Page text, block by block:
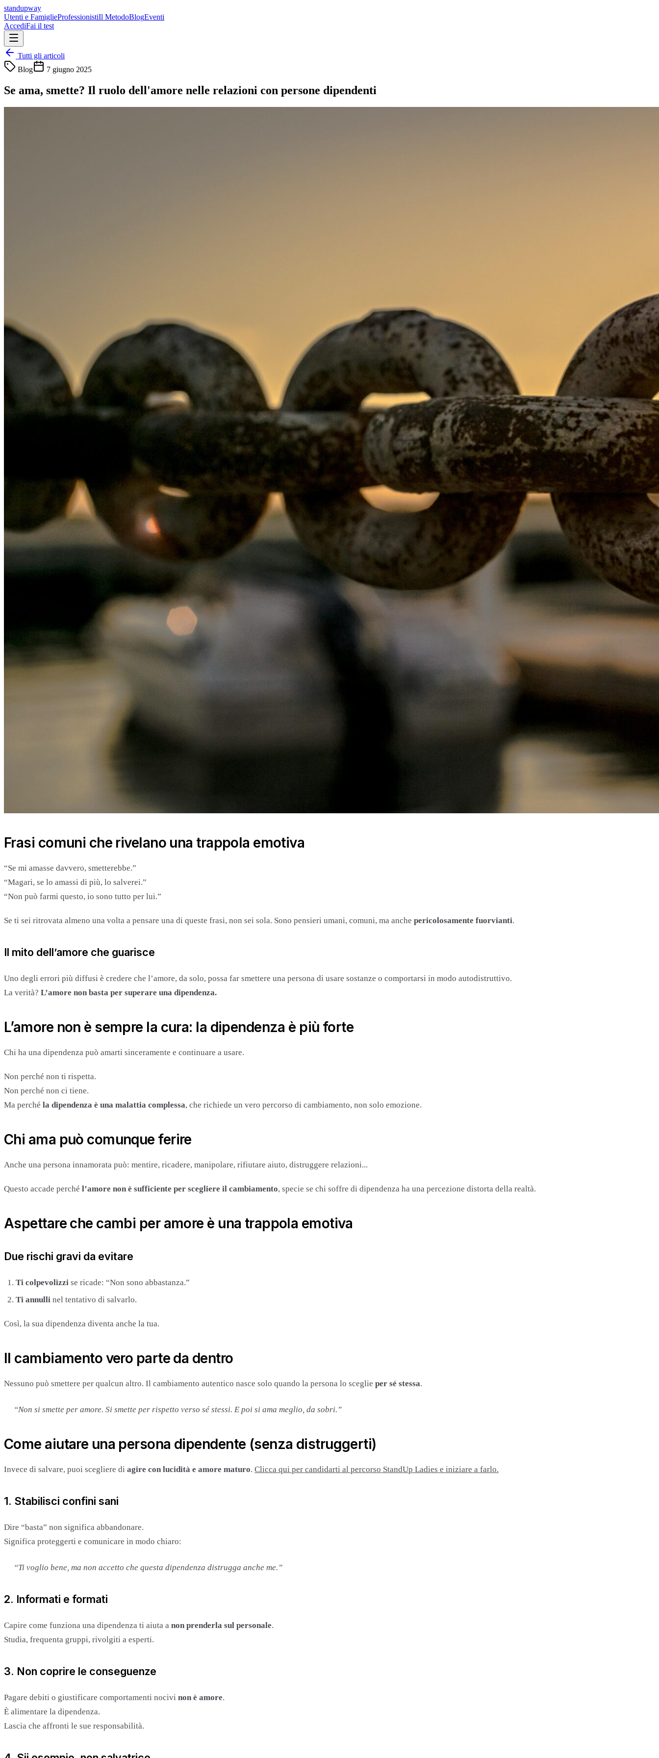
standupway
Utenti e FamiglieProfessionistiIl MetodoBlogEventi
AccediFai il test
Tutti gli articoli
Blog
7 giugno 2025
Se ama, smette? Il ruolo dell'amore nelle relazioni con persone dipendenti
Frasi comuni che rivelano una trappola emotiva
“Se mi amasse davvero, smetterebbe.”
“Magari, se lo amassi di più, lo salverei.”
“Non può farmi questo, io sono tutto per lui.”
Se ti sei ritrovata almeno una volta a pensare una di queste frasi, non sei sola. Sono pensieri umani, comuni, ma anche pericolosamente fuorvianti.
Il mito dell’amore che guarisce
Uno degli errori più diffusi è credere che l’amore, da solo, possa far smettere una persona di usare sostanze o comportarsi in modo autodistruttivo.
La verità? L’amore non basta per superare una dipendenza.
L’amore non è sempre la cura: la dipendenza è più forte
Chi ha una dipendenza può amarti sinceramente e continuare a usare.
Non perché non ti rispetta.
Non perché non ci tiene.
Ma perché la dipendenza è una malattia complessa, che richiede un vero percorso di cambiamento, non solo emozione.
Chi ama può comunque ferire
Anche una persona innamorata può: mentire, ricadere, manipolare, rifiutare aiuto, distruggere relazioni...
Questo accade perché l’amore non è sufficiente per scegliere il cambiamento, specie se chi soffre di dipendenza ha una percezione distorta della realtà.
Aspettare che cambi per amore è una trappola emotiva
Due rischi gravi da evitare
Ti colpevolizzi se ricade: “Non sono abbastanza.”
Ti annulli nel tentativo di salvarlo.
Così, la sua dipendenza diventa anche la tua.
Il cambiamento vero parte da dentro
Nessuno può smettere per qualcun altro. Il cambiamento autentico nasce solo quando la persona lo sceglie per sé stessa.
“Non si smette per amore. Si smette per rispetto verso sé stessi. E poi si ama meglio, da sobri.”
Come aiutare una persona dipendente (senza distruggerti)
Invece di salvare, puoi scegliere di agire con lucidità e amore maturo. Clicca qui per candidarti al percorso StandUp Ladies e iniziare a farlo.
1. Stabilisci confini sani
Dire “basta” non significa abbandonare.
Significa proteggerti e comunicare in modo chiaro:
“Ti voglio bene, ma non accetto che questa dipendenza distrugga anche me.”
2. Informati e formati
Capire come funziona una dipendenza ti aiuta a non prenderla sul personale.
Studia, frequenta gruppi, rivolgiti a esperti.
3. Non coprire le conseguenze
Pagare debiti o giustificare comportamenti nocivi non è amore.
È alimentare la dipendenza.
Lascia che affronti le sue responsabilità.